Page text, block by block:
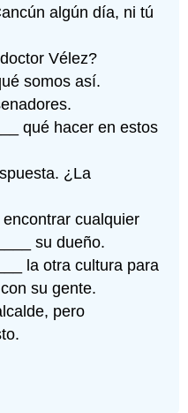
algún día, ni tú
Vélez?
somos así.
qué hacer en estos
¿La
cualquier
su dueño.
la otra cultura para
su gente.
pero